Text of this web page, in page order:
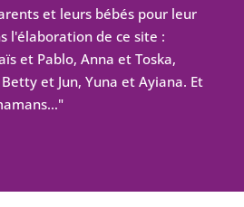
et leurs bébés pour leur
l'élaboration de ce site :
et Pablo, Anna et Toska,
et Jun, Yuna et Ayiana. Et